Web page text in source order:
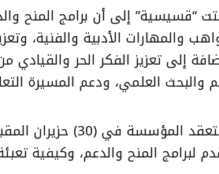
“قسيسية” إلى أن برامج المنح
والمهارات الأدبية والفنية،
إلى تعزيز الفكر الحر
والبحث العلمي، ودعم المسيرة
وستعقد المؤسسة
لبرامج المنح والدعم، وكيفية